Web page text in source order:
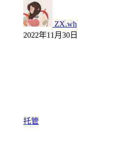
ZX.wh
2022年11月30日
托管